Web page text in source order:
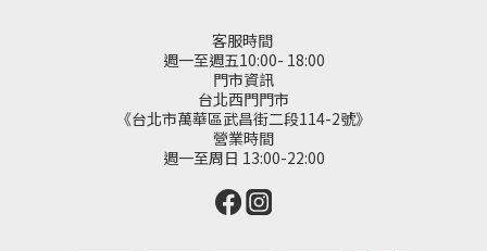
客服時間
週一至週五10:00- 18:00
門市資訊
台北西門門市
《台北市萬華區武昌街二段114-2號》
營業時間
週一至周日 13:00-22:00